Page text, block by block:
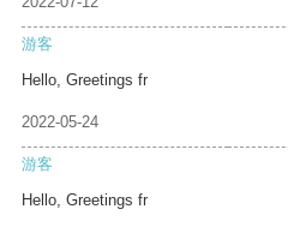
游客
Hello, Greetings fr
2022-05-24
游客
Hello, Greetings fr